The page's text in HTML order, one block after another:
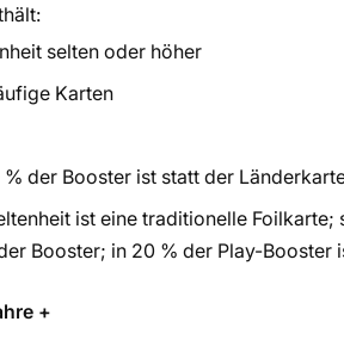
selten oder höher
Karten
der Booster ist statt der
ist eine traditionelle
Booster; in 20 % der Play-Booster
+